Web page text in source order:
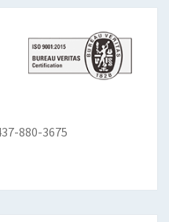
880-3675